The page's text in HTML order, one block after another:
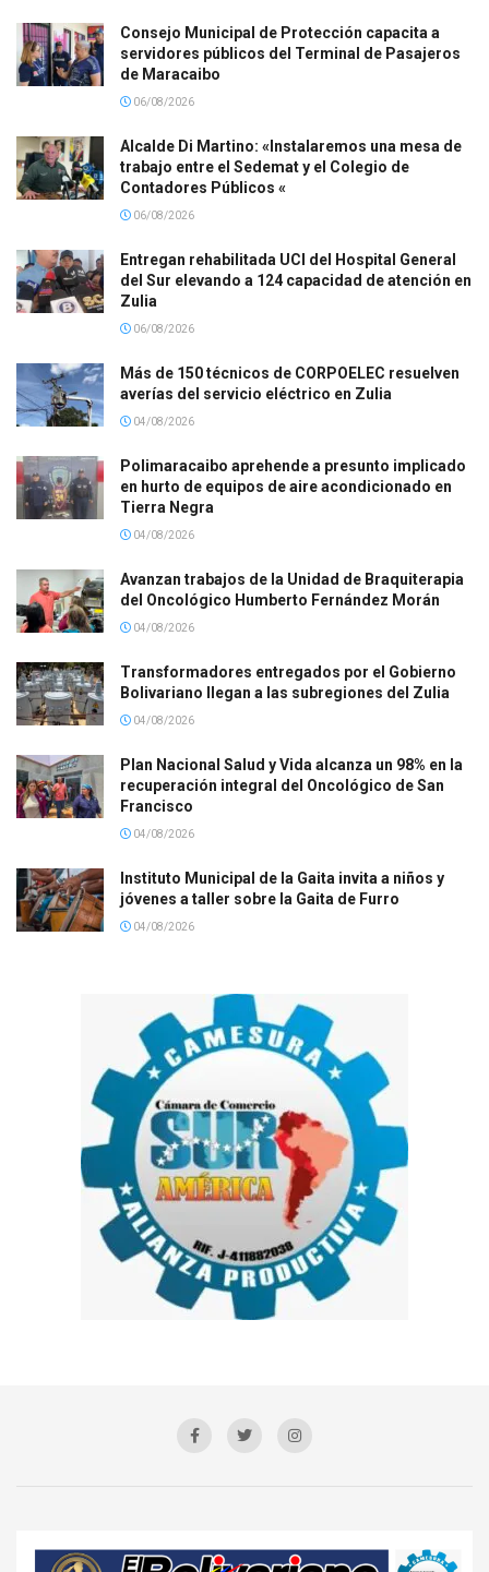
Consejo Municipal de Protección capacita a
servidores públicos del Terminal de Pasajeros
de Maracaibo
06/08/2026
Alcalde Di Martino: «Instalaremos una mesa de
trabajo entre el Sedemat y el Colegio de
Contadores Públicos «
06/08/2026
Entregan rehabilitada UCI del Hospital General
del Sur elevando a 124 capacidad de atención en
Zulia
06/08/2026
Más de 150 técnicos de CORPOELEC resuelven
averías del servicio eléctrico en Zulia
04/08/2026
Polimaracaibo aprehende a presunto implicado
en hurto de equipos de aire acondicionado en
Tierra Negra
04/08/2026
Avanzan trabajos de la Unidad de Braquiterapia
del Oncológico Humberto Fernández Morán
04/08/2026
Transformadores entregados por el Gobierno
Bolivariano llegan a las subregiones del Zulia
04/08/2026
Plan Nacional Salud y Vida alcanza un 98% en la
recuperación integral del Oncológico de San
Francisco
04/08/2026
Instituto Municipal de la Gaita invita a niños y
jóvenes a taller sobre la Gaita de Furro
04/08/2026